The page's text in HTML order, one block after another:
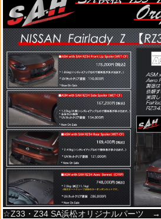
☆Z33・Z34 SA浜松オリジナルパーツ →